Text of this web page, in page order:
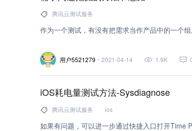
nginx (8)
javascript (7)
数据加密服务 (6)
视频处理 (6) 压力测
数据结构 (6)
sdk (6) 性能测试 (6)
语音识别 (5)
cci 持续集成 (5) 微信 (5)
腾讯云测试服务
作为一个测试，有没有把需求当作产品中的一个
用户5521279 2021-04-14 1.9K
iOS耗电量测试方法-Sysdiagnose
腾讯云测试服务 ios
如果有问题，可以进一步通过快捷入口打开Time